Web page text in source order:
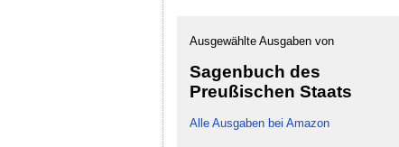
Ausgewählte Ausgaben von
Sagenbuch des
Preußischen Staats
Alle Ausgaben bei Amazon